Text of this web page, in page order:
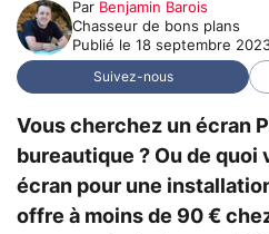
Par Benjamin Barois
Chasseur de bons plans
Publié le 18 septembre
Suivez-nous
Vous cherchez un écran
bureautique ? Ou de quoi
écran pour une
offre à moins de 90 €